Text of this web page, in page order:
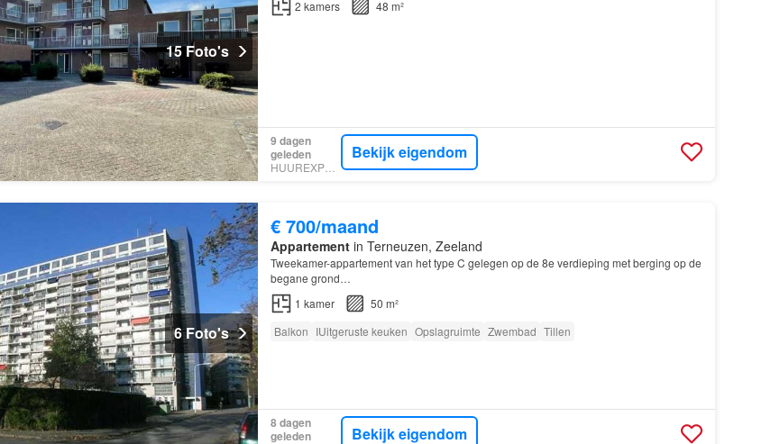
15 Foto's
2 kamers 48 m²
9 dagen
geleden
HUUREXPERT
Bekijk eigendom
6 Foto's
€ 700/maand
Appartementin Terneuzen, Zeeland
Tweekamer-appartement van het type C gelegen op de 8e verdieping met berging op de
begane grond…
1 kamer
50 m²
Balkon IUitgeruste keuken Opslagruimte Zwembad Tillen
8 dagen
geleden
Bekijk eigendom